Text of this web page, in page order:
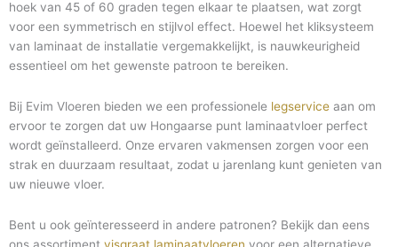
hoek van 45 of 60 graden tegen elkaar te plaatsen, wat zorgt
voor een symmetrisch en stijlvol effect. Hoewel het kliksysteem
van laminaat de installatie vergemakkelijkt, is nauwkeurigheid
essentieel om het gewenste patroon te bereiken.
Bij Evim Vloeren bieden we een professionele legservice aan om
ervoor te zorgen dat uw Hongaarse punt laminaatvloer perfect
wordt geïnstalleerd. Onze ervaren vakmensen zorgen voor een
strak en duurzaam resultaat, zodat u jarenlang kunt genieten van
uw nieuwe vloer.
Bent u ook geïnteresseerd in andere patronen? Bekijk dan eens